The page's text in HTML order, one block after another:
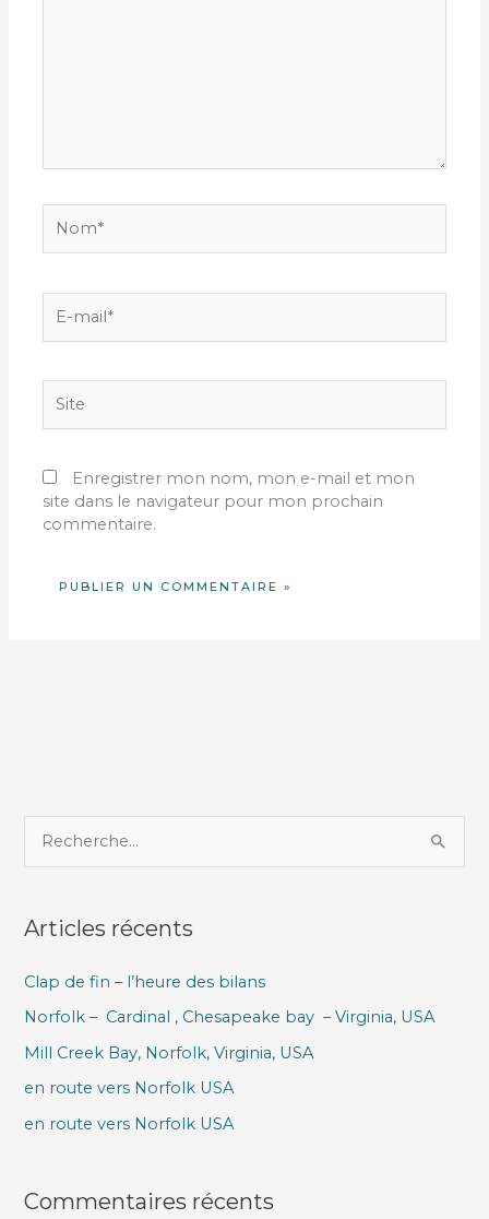
mail*
Enregistrer mon nom, mon e-mail et mon
site dans le navigateur pour mon prochain
commentaire.
e
h
r
c
h
e
Articles récents
Clap de fin – l’heure des bilans
Norfolk – Cardinal , Chesapeake bay – Virginia, USA
Mill Creek Bay, Norfolk, Virginia, USA
en route vers Norfolk USA
en route vers Norfolk USA
Commentaires récents